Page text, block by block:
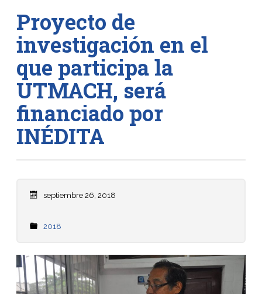
Proyecto de
investigación en el
que participa la
UTMACH, será
financiado por
INÉDITA
septiembre 26, 2018
2018